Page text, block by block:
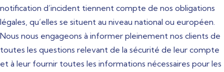
notification d’incident tiennent compte de nos obligations
légales, qu’elles se situent au niveau national ou européen.
Nous nous engageons à informer pleinement nos clients de
toutes les questions relevant de la sécurité de leur compte
et à leur fournir toutes les informations nécessaires pour les